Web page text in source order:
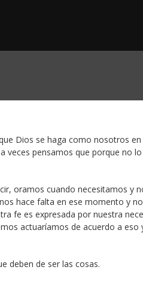
Dios se haga como nosotros en
veces pensamos que porque no lo
oramos cuando necesitamos y
hace falta en ese momento y
fe es expresada por nuestra
actuaríamos de acuerdo a eso
deben de ser las cosas.